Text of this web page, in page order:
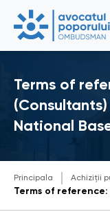
Terms of
National
Principala Achiziții